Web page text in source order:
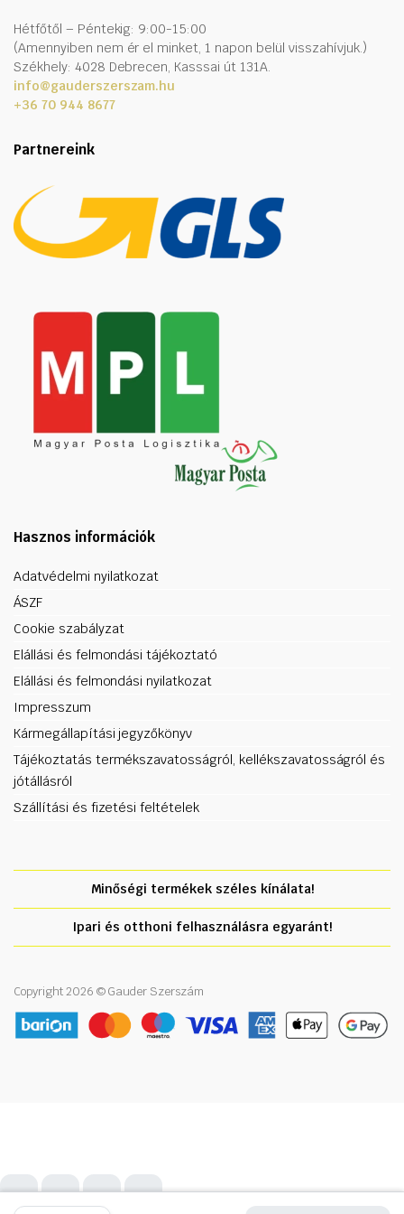
Hétfőtől – Péntekig: 9:00-15:00
(Amennyiben nem ér el minket, 1 napon belül visszahívjuk.)
Székhely: 4028 Debrecen, Kasssai út 131A.
info@gauderszerszam.hu
+36 70 944 8677
Partnereink
Hasznos információk
Adatvédelmi nyilatkozat
ÁSZF
Cookie szabályzat
Elállási és felmondási tájékoztató
Elállási és felmondási nyilatkozat
Impresszum
Kármegállapítási jegyzőkönyv
Tájékoztatás termékszavatosságról, kellékszavatosságról és
jótállásról
Szállítási és fizetési feltételek
Minőségi termékek széles kínálata!
Ipari és otthoni felhasználásra egyaránt!
Copyright 2026 © Gauder Szerszám